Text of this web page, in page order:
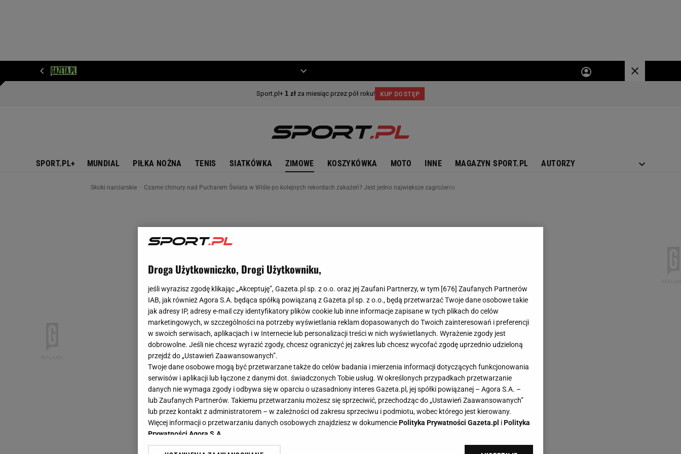
SPORT.PL+ MUNDIAL PIŁKA NOŻNA TENIS SIATKÓWKA ZIMOWE KOSZYKÓWKA MOTO INNE MAGAZYN SPORT.PL AUTORZY
Skoki narciarskie Czarne chmury nad Pucharem Świata w Wiśle po kolejnych rekordach zakażeń? Jest jedno największe zagrożenie
Droga Użytkowniczko, Drogi Użytkowniku,
jeśli wyrazisz zgodę klikając „Akceptuję”, Gazeta.pl sp. z o.o. oraz jej Zaufani Partnerzy, w tym [676] Zaufanych Partnerów
IAB, jak również Agora S.A. będąca spółką powiązaną z Gazeta.pl sp. z o.o., będą przetwarzać Twoje dane osobowe takie
jak adresy IP, adresy e-mail czy identyfikatory plików cookie lub inne informacje zapisane w tych plikach do celów
marketingowych, w szczególności na potrzeby wyświetlania reklam dopasowanych do Twoich zainteresowań i preferencji
w swoich serwisach, aplikacjach i w Internecie lub personalizacji treści w nich wyświetlanych. Wyrażenie zgody jest
dobrowolne. Jeśli nie chcesz wyrazić zgody, chcesz ograniczyć jej zakres lub chcesz wycofać zgodę uprzednio udzieloną
przejdź do „Ustawień Zaawansowanych”.
Twoje dane osobowe mogą być przetwarzane także do celów badania i mierzenia informacji dotyczących funkcjonowania
serwisów i aplikacji lub łączone z danymi dot. świadczonych Tobie usług. W określonych przypadkach przetwarzanie
danych nie wymaga zgody i odbywa się w oparciu o uzasadniony interes Gazeta.pl, jej spółki powiązanej – Agora S.A. –
lub Zaufanych Partnerów. Takiemu przetwarzaniu możesz się sprzeciwić, przechodząc do „Ustawień Zaawansowanych”
lub przez kontakt z administratorem – w zależności od zakresu sprzeciwu i podmiotu, wobec którego jest kierowany.
Więcej informacji o przetwarzaniu danych osobowych znajdziesz w dokumenciePolityka Prywatności Gazeta.pl iPolityka
Prywatności Agora S.A.